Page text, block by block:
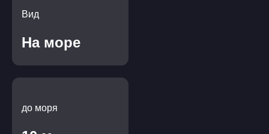
Вид
На море
до моря